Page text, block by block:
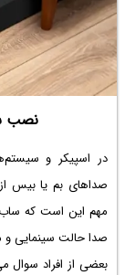
نصب
در اسپیکر و
صداهای بم یا بیس
مهم این است که ساب
صدا حالت سینمایی
بعضی از افراد سوال